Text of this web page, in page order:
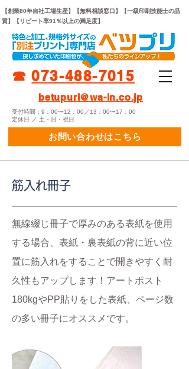
受付時間：9：00〜12：00／13：00〜17：00
定休日 ／ 土・日・祝日
☎︎073-488-7015
【創業80年自社工場生産】【無料相談窓口】【一級印刷技能士の品
質】【リピート率91％以上の満足度】
betupuri@wa-in.co.jp
お問い合わせはこちら
筋入れ冊子
無線綴じ冊子で厚みのある表紙を使用
する場合、表紙・裏表紙の背に近い位
置に筋入れをすることで開きやすく耐
久性もアップします！アートポスト
180kgやPP貼りをした表紙、ページ数
の多い冊子にオススメです。